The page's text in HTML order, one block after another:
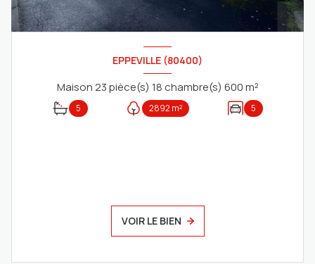
EPPEVILLE (80400)
Maison 23 pièce(s) 18 chambre(s) 600 m²
5 2892 m² 5
VOIR LE BIEN